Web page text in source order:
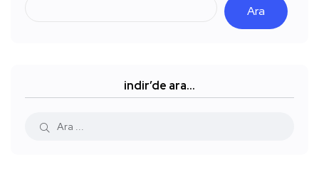
Ara
indir’de ara…